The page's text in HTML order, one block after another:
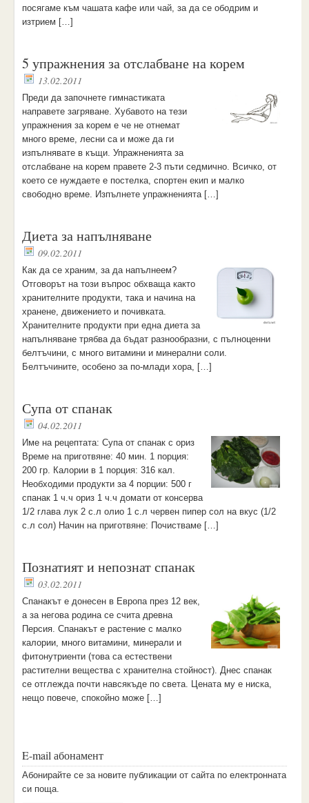
посягаме към чашата кафе или чай, за да се ободрим и
изтрием […]
5 упражнения за отслабване на корем
13.02.2011
Преди да започнете гимнастиката
направете загряване. Хубавото на тези
упражнения за корем е че не отнемат
много време, лесни са и може да ги
изпълнявате в къщи. Упражненията за
отслабване на корем правете 2-3 пъти седмично. Всичко, от
което се нуждаете е постелка, спортен екип и малко
свободно време. Изпълнете упражненията […]
Диета за напълняване
09.02.2011
Как да се храним, за да напълнеем?
Отговорът на този въпрос обхваща както
хранителните продукти, така и начина на
хранене, движението и почивката.
Хранителните продукти при една диета за
напълняване трябва да бъдат разнообразни, с пълноценни
белтъчини, с много витамини и минерални соли.
Белтъчините, особено за по-млади хора, […]
Супа от спанак
04.02.2011
Име на рецептата: Супа от спанак с ориз
Време на приготвяне: 40 мин. 1 порция:
200 гр. Калории в 1 порция: 316 кал.
Необходими продукти за 4 порции: 500 г
спанак 1 ч.ч ориз 1 ч.ч домати от консерва
1/2 глава лук 2 с.л олио 1 с.л червен пипер сол на вкус (1/2
с.л сол) Начин на приготвяне: Почистваме […]
Познатият и непознат спанак
03.02.2011
Спанакът е донесен в Европа през 12 век,
а за негова родина се счита древна
Персия. Спанакът е растение с малко
калории, много витамини, минерали и
фитонутриенти (това са естествени
растителни вещества с хранителна стойност). Днес спанак
се отглежда почти навсякъде по света. Цената му е ниска,
нещо повече, спокойно може […]
E-mail абонамент
Aбoниpaйтe ce зa нoвитe пyбликaции oт caйтa пo eлeктpoннaтa
cи пoщa.